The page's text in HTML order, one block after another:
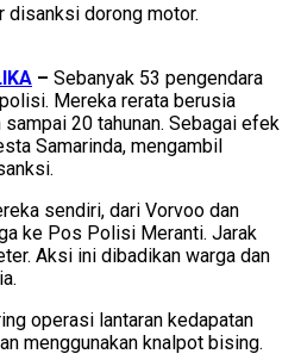
disanksi dorong motor.
– Sebanyak 53 pengendara
Mereka rerata berusia
20 tahunan. Sebagai efek
Samarinda, mengambil
sendiri, dari Vorvoo dan
ke Pos Polisi Meranti. Jarak
Aksi ini dibadikan warga dan
operasi lantaran kedapatan
menggunakan knalpot bising.